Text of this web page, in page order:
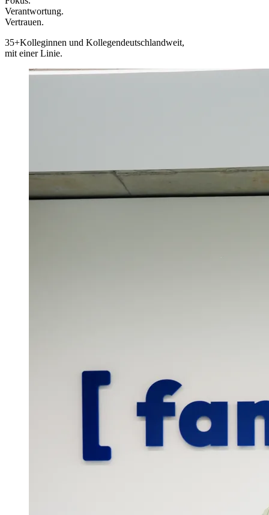
Verantwortung.
Vertrauen.
35+Kolleginnen und Kollegendeutschlandweit,
mit einer Linie.